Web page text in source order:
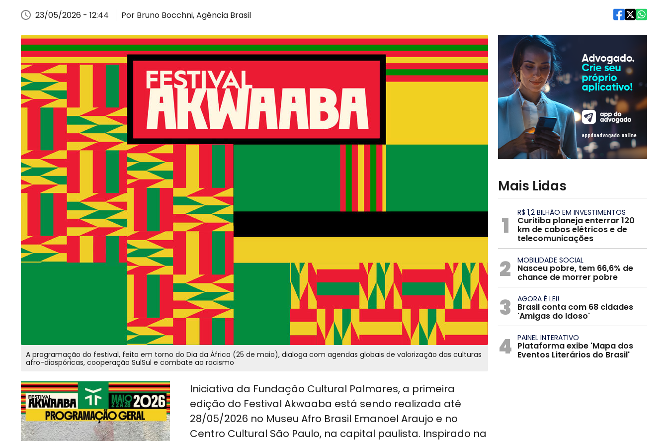
23/05/2026 - 12:44 Por Bruno Bocchni, Agência Brasil
A programação do festival, feita em torno do Dia da África (25 de maio), dialoga com agendas globais de valorização das culturas
afro-diaspóricas, cooperação SulSul e combate ao racismo
Iniciativa da Fundação Cultural Palmares, a primeira
edição do Festival Akwaaba está sendo realizada até
28/05/2026 no Museu Afro Brasil Emanoel Araujo e no
Centro Cultural São Paulo, na capital paulista. Inspirado na
Mais Lidas
1 R$ 1,2 BILHÃO EM INVESTIMENTOS
Curitiba planeja enterrar 120
km de cabos elétricos e de
telecomunicações
2 MOBILIDADE SOCIAL
Nasceu pobre, tem 66,6% de
chance de morrer pobre
3 AGORA É LEI!
Brasil conta com 68 cidades
'Amigas do Idoso'
4 PAINEL INTERATIVO
Plataforma exibe 'Mapa dos
Eventos Literários do Brasil'